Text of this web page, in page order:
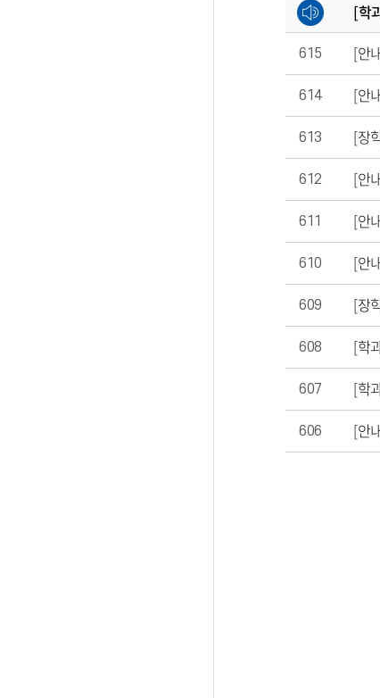
[학
615 [안
614 [안
613 [장
612 [안
611
610 [안
609 [장
608 [학
607 [학
606